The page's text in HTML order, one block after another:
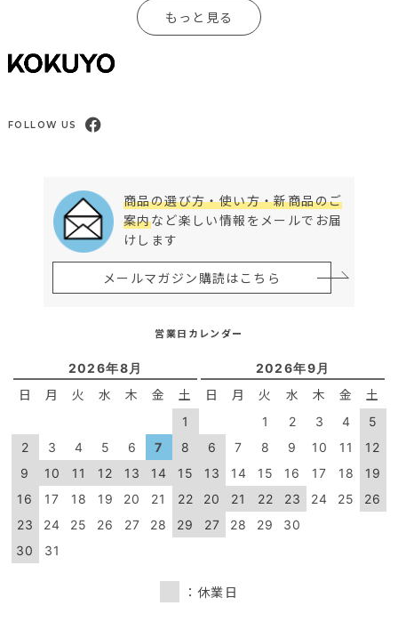
もっと見る
FOLLOW US
商品の選び方・使い方・新商品のご
案内など楽しい情報をメールでお届
けします
メールマガジン購読はこちら
営業日カレンダー
2026年8月
日 月 火 水 木 金 土
1
2
3 4 5 6 7
8
9
10 11 12 13 14
15
16
17 18 19 20 21
22
23
24 25 26 27 28
29
30
31
2026年9月
日 月 火 水 木 金 土
1 2 3 4
5
6
7 8 9 10 11
12
13
14 15 16 17 18
19
20
21 22 23 24 25
26
27
28 29 30
：休業日